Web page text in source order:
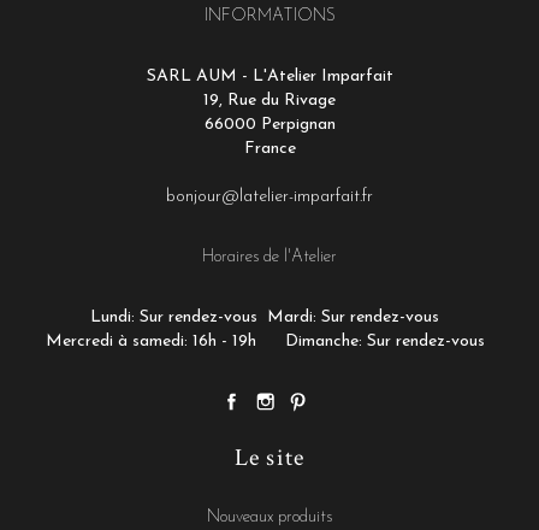
INFORMATIONS
SARL AUM - L'Atelier Imparfait
19, Rue du Rivage
66000 Perpignan
France
bonjour@latelier-imparfait.fr
Horaires de l'Atelier
Lundi: Sur rendez-vous
Mardi: Sur rendez-vous
Mercredi à samedi: 16h - 19h
Dimanche: Sur rendez-vous
Le site
Nouveaux produits